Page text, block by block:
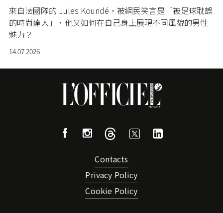
來自法國隊的 Jules Koundé，被網民笑言是「被足球耽誤
的時尚達人」，他又如何在自己身上展現不同風貌的男性
魅力？
14.07.2026
Contacts
Privacy Policy
Cookie Policy